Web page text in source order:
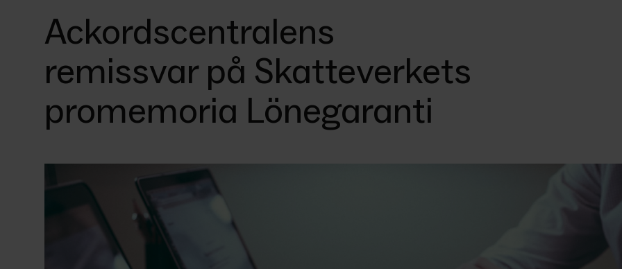
Ackordscentralens
remissvar på Skatteverkets
promemoria Lönegaranti